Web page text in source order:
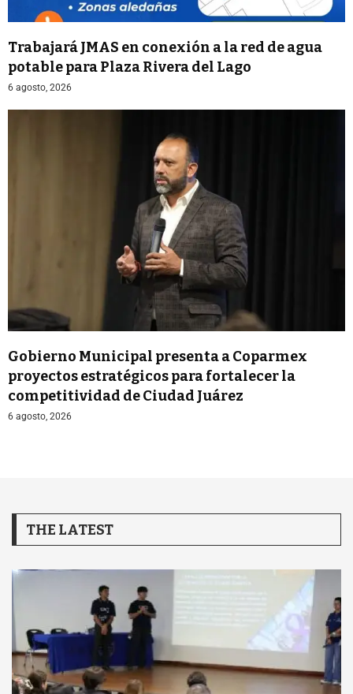
Trabajará JMAS en conexión a la red de agua
potable para Plaza Rivera del Lago
6 agosto, 2026
Gobierno Municipal presenta a Coparmex
proyectos estratégicos para fortalecer la
competitividad de Ciudad Juárez
6 agosto, 2026
THE LATEST